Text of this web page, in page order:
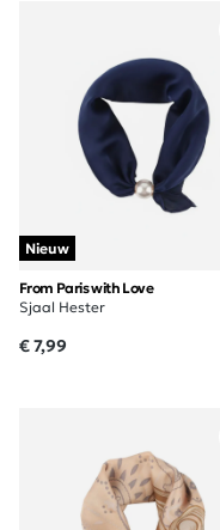
Nieuw
From Paris with Love
Sjaal Hester
€ 7,99